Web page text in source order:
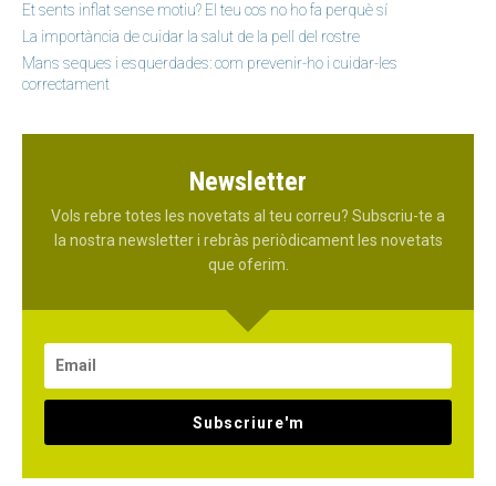
Et sents inflat sense motiu? El teu cos no ho fa perquè sí
La importància de cuidar la salut de la pell del rostre
Mans seques i esquerdades: com prevenir-ho i cuidar-les
correctament
Newsletter
Vols rebre totes les novetats al teu correu? Subscriu-te a
la nostra newsletter i rebràs periòdicament les novetats
que oferim.
Subscriure'm